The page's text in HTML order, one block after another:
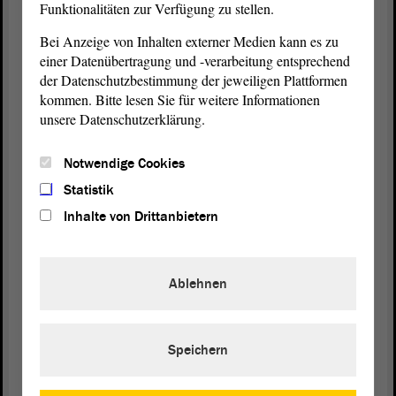
Zur weiterenBeratungbitten wir Ihnen Herr
Kollege, Sie haben Vorschläge gehört.
(Tobias Rausch, AfD: Das war überraschend!)
Sie haben auch gehört, dass wir z. B. dafür sind,
dann bei Steuern und Sozialabgaben entlastet wird.
(Guido Kosmehl, FDP: Oh!)
70 geht - wie sie ja irrtümlich angefasst worden ist ,
ist von unserem Bundesvorsitzenden noch einmal
Funktionalitäten zur Verfügung zu stellen.
Bei Anzeige von Inhalten externer Medien kann es zu
einer Datenübertragung und -verarbeitung entsprechend
der Datenschutzbestimmung der jeweiligen Plattformen
kommen. Bitte lesen Sie für weitere Informationen
unsere Datenschutzerklärung.
Notwendige Cookies
Statistik
Inhalte von Drittanbietern
Ablehnen
Speichern